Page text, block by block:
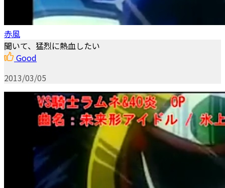
赤風
聞いて、猛烈に熱血したい
Good
2013/03/05